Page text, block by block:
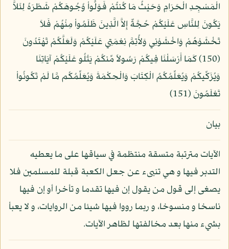
الْمَسْجِدِ الْحَرَامِ وَحَيْثُ مَا كُنتُمْ فَوَلُّواْ وُجُوهَكُمْ شَطْرَهُ لِئَلاَّ
يَكُونَ لِلنَّاسِ عَلَيْكُمْ حُجَّةٌ إِلاَّ الَّذِينَ ظَلَمُواْ مِنْهُمْ فَلاَ
تَخْشَوْهُمْ وَاخْشَوْنِي وَلأُتِمَّ نِعْمَتِي عَلَيْكُمْ وَلَعَلَّكُمْ تَهْتَدُونَ
(150) كَمَا أَرْسَلْنَا فِيكُمْ رَسُولاً مِّنكُمْ يَتْلُو عَلَيْكُمْ آيَاتِنَا
وَيُزَكِّيكُمْ وَيُعَلِّمُكُمُ الْكِتَابَ وَالْحِكْمَةَ وَيُعَلِّمُكُم مَّا لَمْ تَكُونُواْ
تَعْلَمُونَ (151)
بيان
الآيات مترتبة متسقة منتظمة في سياقها على ما يعطيه
التدبر فيها و هي تنبىء عن جعل الكعبة قبلة للمسلمين فلا
يصغى إلى قول من يقول إن فيها تقدما و تأخرا أو إن فيها
ناسخا و منسوخا، و ربما رووا فيها شيئا من الروايات، و لا يعبأ
بشيء منها بعد مخالفتها لظاهر الآيات.